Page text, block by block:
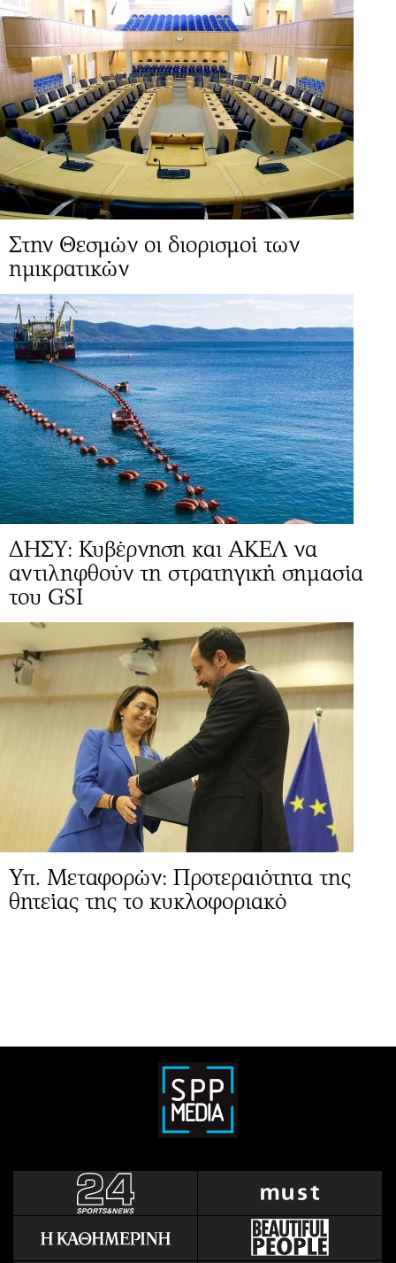
Στην Θεσμών οι διορισμοί των
ημικρατικών
ΔΗΣΥ: Κυβέρνηση και ΑΚΕΛ να
αντιληφθούν τη στρατηγική σημασία
του GSI
Υπ. Μεταφορών: Προτεραιότητα της
θητείας της το κυκλοφοριακό